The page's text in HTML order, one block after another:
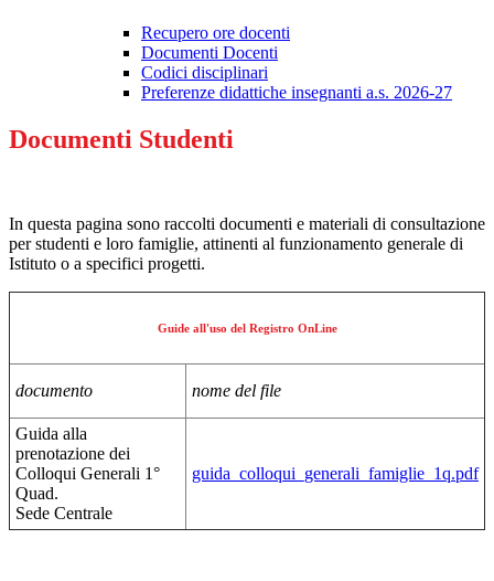
Recupero ore docenti
Documenti Docenti
Codici disciplinari
Preferenze didattiche insegnanti a.s. 2026-27
Documenti Studenti
In questa pagina sono raccolti documenti e materiali di consultazione
per studenti e loro famiglie, attinenti al funzionamento generale di
Istituto o a specifici progetti.
Guide all'uso del Registro OnLine
documento nome del file
Guida alla
prenotazione dei
Colloqui Generali 1°
Quad.
Sede Centrale
guida_colloqui_generali_famiglie_1q.pdf